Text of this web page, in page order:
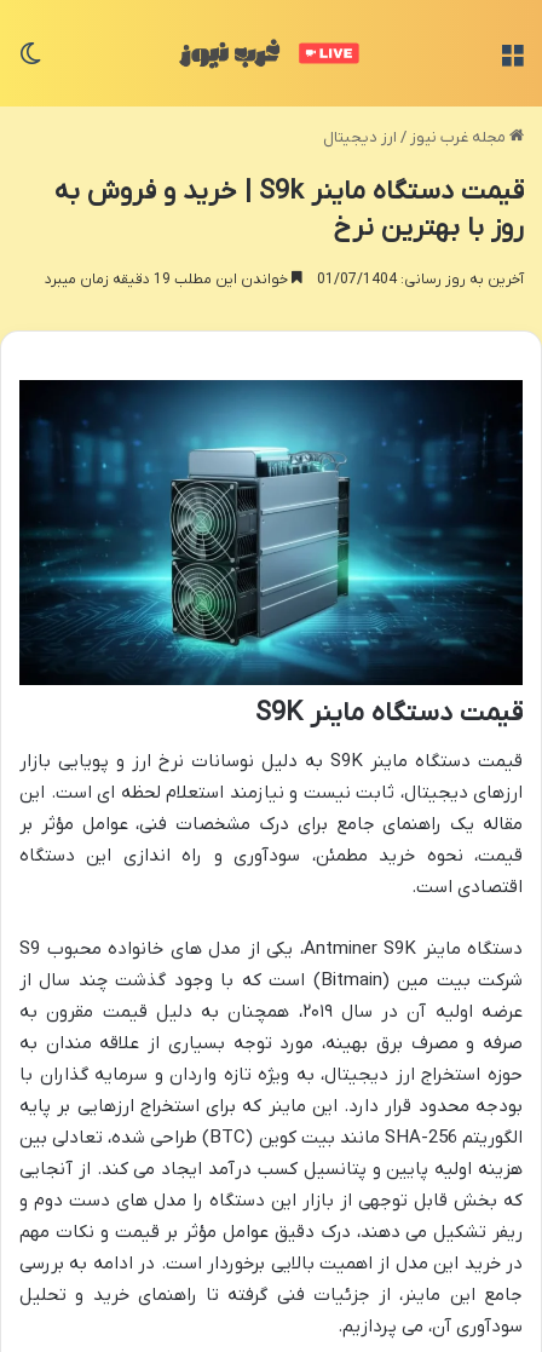
مجله غرب نیوز / ارز دیجیتال
قیمت دستگاه ماینر S9k | خرید و فروش به
روز با بهترین نرخ
آخرین به روز رسانی: 01/07/1404 خواندن این مطلب 19 دقیقه زمان میبرد
قیمت دستگاه ماینر S9K
قیمت دستگاه ماینر S9K به دلیل نوسانات نرخ ارز و پویایی بازار
ارزهای دیجیتال، ثابت نیست و نیازمند استعلام لحظه ای است. این
مقاله یک راهنمای جامع برای درک مشخصات فنی، عوامل مؤثر بر
قیمت، نحوه خرید مطمئن، سودآوری و راه اندازی این دستگاه
اقتصادی است.
دستگاه ماینر Antminer S9K، یکی از مدل های خانواده محبوب S9
شرکت بیت مین (Bitmain) است که با وجود گذشت چند سال از
عرضه اولیه آن در سال ۲۰۱۹، همچنان به دلیل قیمت مقرون به
صرفه و مصرف برق بهینه، مورد توجه بسیاری از علاقه مندان به
حوزه استخراج ارز دیجیتال، به ویژه تازه واردان و سرمایه گذاران با
بودجه محدود قرار دارد. این ماینر که برای استخراج ارزهایی بر پایه
الگوریتم SHA-256 مانند بیت کوین (BTC) طراحی شده، تعادلی بین
هزینه اولیه پایین و پتانسیل کسب درآمد ایجاد می کند. از آنجایی
که بخش قابل توجهی از بازار این دستگاه را مدل های دست دوم و
ریفر تشکیل می دهند، درک دقیق عوامل مؤثر بر قیمت و نکات مهم
در خرید این مدل از اهمیت بالایی برخوردار است. در ادامه به بررسی
جامع این ماینر، از جزئیات فنی گرفته تا راهنمای خرید و تحلیل
سودآوری آن، می پردازیم.